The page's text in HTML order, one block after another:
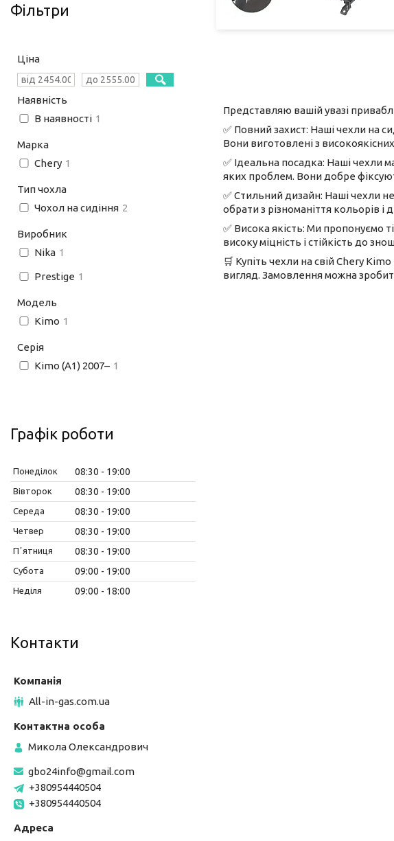
Представляю вашій увазі
✅ Повний захист: Наші чехли на
Вони виготовлені з
✅ Ідеальна посадка: Наші чехли
яких проблем. Вони добре
✅ Стильний дизайн: Наші чехли
обрати з різноманіття кольорів
✅ Висока якість: Ми пропонуємо
високу міцність і стійкість до
🛒 Купіть чехли на свій Chery
вигляд. Замовлення можна
Фільтри
Ціна
Наявність
В наявності 1
Марка
Chery 1
Тип чохла
Чохол на сидіння 2
Виробник
Nika 1
Prestige 1
Модель
Kimo 1
Серія
Kimo (A1) 2007– 1
Графік роботи
Понеділок 08:30 19:00
Вівторок 08:30 19:00
Середа 08:30 19:00
Четвер 08:30 19:00
Пʼятниця 08:30 19:00
Субота 09:00 19:00
Неділя 09:00 18:00
Контакти
All-in-gas.com.ua
Микола Олександрович
gbo24info@gmail.com
+380954440504
+380954440504